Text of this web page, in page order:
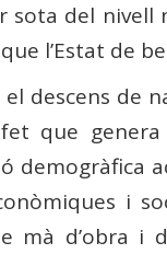
sota del nivell
l’Estat de
el descens de
que genera
demogràfica
i
mà d’obra